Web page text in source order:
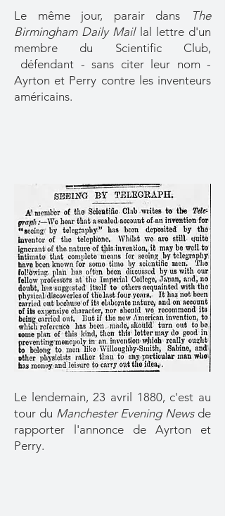
Le même jour, parair dans
The
Birmingham Daily Maillal lettre d'un
membre du Scientific Club,
défendant - sans citer leur nom -
Ayrton et Perry contre les inventeurs
américains.
Le lendemain, 23 avril 1880, c'est au
tour du Manchester Evening Newsde
rapporter l'annonce de Ayrton et
Perry.